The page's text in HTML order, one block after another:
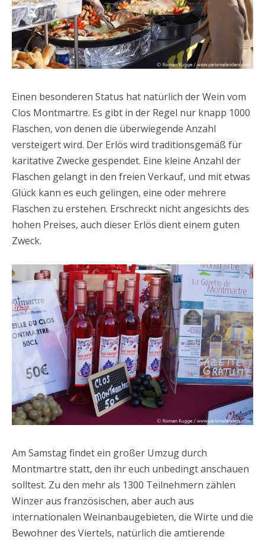
Einen besonderen Status hat natürlich der Wein vom
Clos Montmartre. Es gibt in der Regel nur knapp 1000
Flaschen, von denen die überwiegende Anzahl
versteigert wird. Der Erlös wird traditionsgemäß für
karitative Zwecke gespendet. Eine kleine Anzahl der
Flaschen gelangt in den freien Verkauf, und mit etwas
Glück kann es euch gelingen, eine oder mehrere
Flaschen zu erstehen. Erschreckt nicht angesichts des
hohen Preises, auch dieser Erlös dient einem guten
Zweck.
Am Samstag findet ein großer Umzug durch
Montmartre statt, den ihr euch unbedingt anschauen
solltest. Zu den mehr als 1300 Teilnehmern zählen
Winzer aus französischen, aber auch aus
internationalen Weinanbaugebieten, die Wirte und die
Bewohner des Viertels, natürlich die amtierende